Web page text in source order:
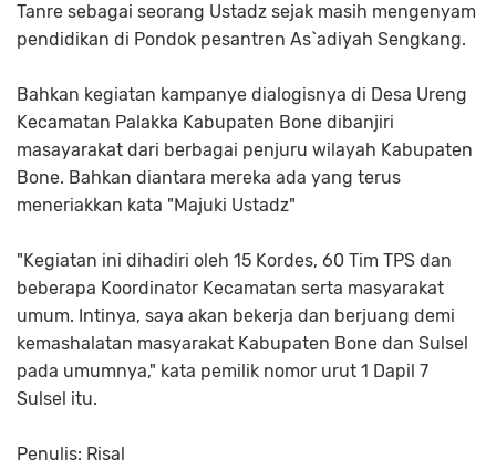
Tanre sebagai seorang Ustadz sejak masih mengenyam
pendidikan di Pondok pesantren As`adiyah Sengkang.
Bahkan kegiatan kampanye dialogisnya di Desa Ureng
Kecamatan Palakka Kabupaten Bone dibanjiri
masayarakat dari berbagai penjuru wilayah Kabupaten
Bone. Bahkan diantara mereka ada yang terus
meneriakkan kata "Majuki Ustadz"
"Kegiatan ini dihadiri oleh 15 Kordes, 60 Tim TPS dan
beberapa Koordinator Kecamatan serta masyarakat
umum. Intinya, saya akan bekerja dan berjuang demi
kemashalatan masyarakat Kabupaten Bone dan Sulsel
pada umumnya," kata pemilik nomor urut 1 Dapil 7
Sulsel itu.
Penulis: Risal